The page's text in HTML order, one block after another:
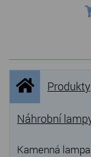
NOVINKY
VÝPRODEJ
Produkty
Úvodní
stránka
Produkty
Náhrobní
Kamenná